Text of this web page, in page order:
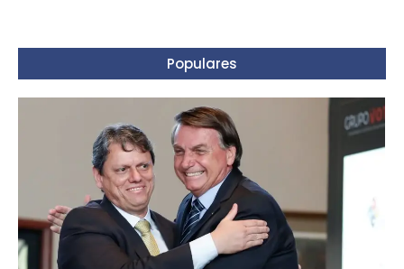
Populares